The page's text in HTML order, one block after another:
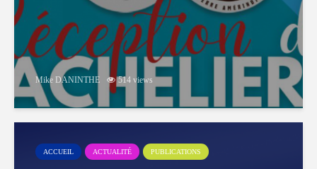
Mike DANINTHE 514 views
ACCUEIL ACTUALITÉ PUBLICATIONS